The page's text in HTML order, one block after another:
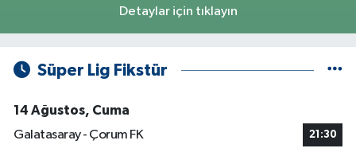
Detaylar için tıklayın
Süper Lig Fikstür
14 Ağustos, Cuma
Galatasaray - Çorum FK
21:30